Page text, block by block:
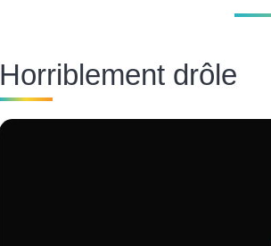
Horriblement drôle